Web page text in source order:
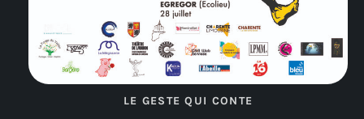
LE GESTE QUI CONTE